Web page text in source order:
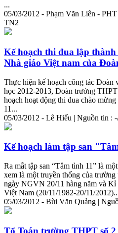
...
05/03/2012 - Phạm Văn Liên -
TN2
Kế hoạch thi đua lập thành
Nhà giáo Việt nam của
Thực hiện kế hoạch công tác Đoàn
học 2012-2013, Đoàn trường
hoạch hoạt động thi đua chào
11...
05/03/2012 - Lê Hiếu | Nguồn tin :
Kế hoạch làm tập san
Ra mắt tập san “Tâm tình 11” là
xem là một truyền thống của
ngày NGVN 20/11 hàng năm và Kỉ
Việt Nam (20/11/1982-20/11/
05/03/2012 - Bùi Văn Quảng |
Tổ Toán trường THPT số